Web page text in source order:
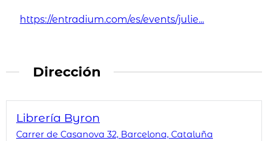
https://entradium.com/es/events/julie...
Dirección
Librería Byron
Carrer de Casanova 32, Barcelona, Cataluña